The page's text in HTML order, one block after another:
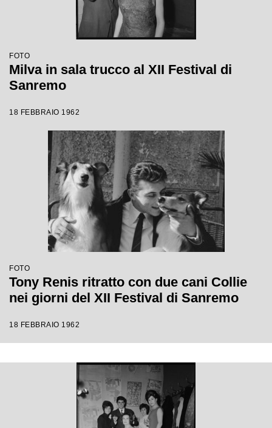
FOTO
Milva in sala trucco al XII Festival di
Sanremo
18 FEBBRAIO 1962
FOTO
Tony Renis ritratto con due cani Collie
nei giorni del XII Festival di Sanremo
18 FEBBRAIO 1962